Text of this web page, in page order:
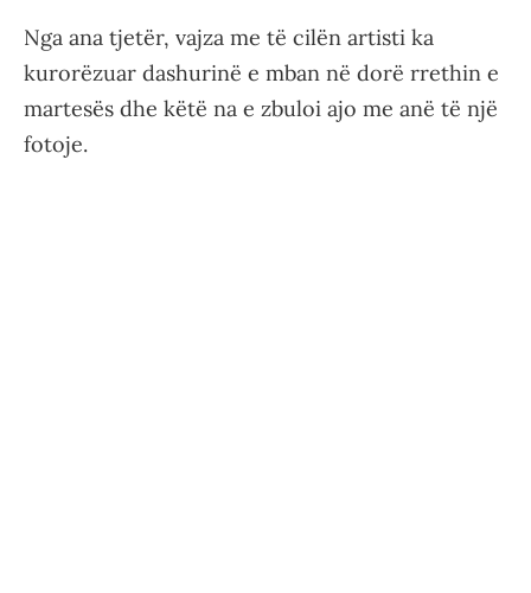
Nga ana tjetër, vajza me të cilën artisti ka
kurorëzuar dashurinë e mban në dorë rrethin e
martesës dhe këtë na e zbuloi ajo me anë të një
fotoje.